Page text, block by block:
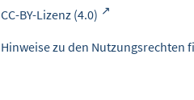
CC-BY-Lizenz (4.0)
Hinweise zu den Nutzungsrechten